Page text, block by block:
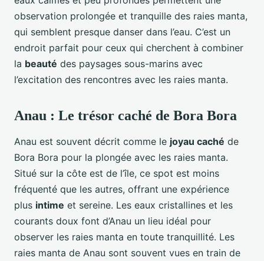
observation prolongée et tranquille des raies manta,
qui semblent presque danser dans l’eau. C’est un
endroit parfait pour ceux qui cherchent à combiner
la beauté des paysages sous-marins avec
l’excitation des rencontres avec les raies manta.
Anau : Le trésor caché de Bora Bora
Anau est souvent décrit comme le joyau caché de
Bora Bora pour la plongée avec les raies manta.
Situé sur la côte est de l’île, ce spot est moins
fréquenté que les autres, offrant une expérience
plus intime et sereine. Les eaux cristallines et les
courants doux font d’Anau un lieu idéal pour
observer les raies manta en toute tranquillité. Les
raies manta de Anau sont souvent vues en train de